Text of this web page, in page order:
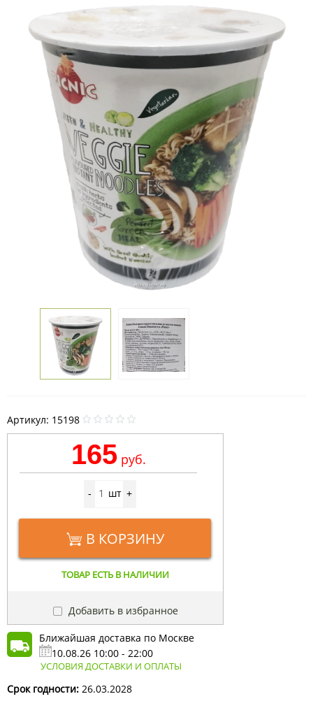
Артикул: 15198
165 руб.
- шт +
В КОРЗИНУ
ТОВАР ЕСТЬ В НАЛИЧИИ
Добавить в избранное
Ближайшая доставка по Москве
10.08.26 10:00 - 22:00
УСЛОВИЯ ДОСТАВКИ И ОПЛАТЫ
Срок годности: 26.03.2028